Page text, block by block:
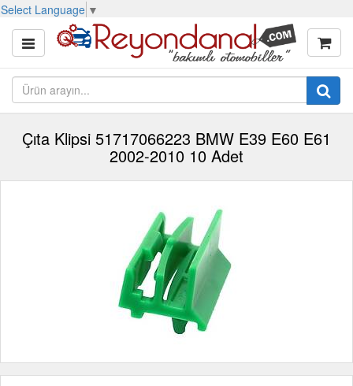
Select Language ▼
Çıta Klipsi 51717066223 BMW E39 E60 E61
2002-2010 10 Adet